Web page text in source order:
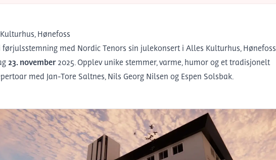
Hønefoss
førjulsstemning med Nordic Tenors sin julekonsert i Alles Kulturhus, Hønefoss
23.november 2025. Opplev unike stemmer, varme, humor og et tradisjonelt
med Jan-Tore Saltnes, Nils Georg Nilsen og Espen Solsbak.